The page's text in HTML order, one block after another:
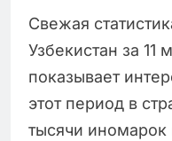
Свежая
Узбекистан за 11
показывает
этот период в
тысячи